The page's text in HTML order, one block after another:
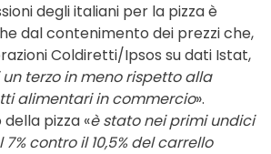
degli italiani per la pizza è
dal contenimento dei prezzi che,
Coldiretti/Ipsos su dati Istat,
terzo in meno rispetto alla
alimentari in commercio».
pizza «è stato nei primi undici
contro il 10,5% del carrello